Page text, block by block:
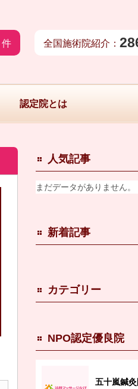
件 全国施術院紹介：
認定院とは
人気記事
まだデータがありません。
新着記事
カテゴリー
NPO認定優良院
五十嵐鍼